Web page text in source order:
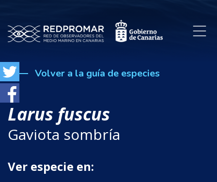
Volver a la guía de especies
Larus fuscus
Gaviota sombría
Ver especie en: